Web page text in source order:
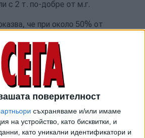
поверителност
съхраняваме и/или имаме
на устройство, като бисквитки, и
като уникални идентификатори и
с 2 т. по-добре от м.г.
че при около 50% от
за квалификациите им.
випуск от над 22 000 ученици,
в следващите 5 г. в професии
показват, че вероятно
да работят това, за което за